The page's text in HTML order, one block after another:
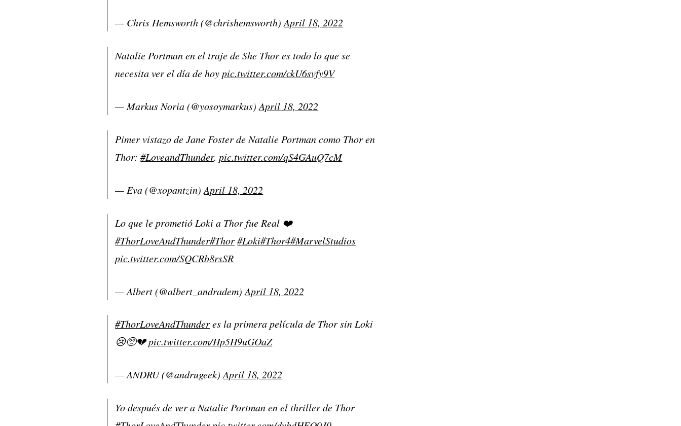
— Chris Hemsworth (@chrishemsworth)April 18, 2022
Natalie Portman en el traje de She Thor es todo lo que se
necesita ver el día de hoypic.twitter.com/ckU6svfy9V
— Markus Noria (@yosoymarkus)April 18, 2022
Pimer vistazo de Jane Foster de Natalie Portman como Thor en
Thor:#LoveandThunder.pic.twitter.com/qS4GAuQ7cM
— Eva (@xopantzin)April 18, 2022
Lo que le prometió Loki a Thor fue Real ❤️
#ThorLoveAndThunder#Thor #Loki#Thor4#MarvelStudios
pic.twitter.com/SQCRb8rsSR
— Albert (@albert_andradem)April 18, 2022
#ThorLoveAndThunderes la primera película de Thor sin Loki
😢🥺💔pic.twitter.com/Hp5H9uGOaZ
— ANDRU (@andrugeek)April 18, 2022
Yo después de ver a Natalie Portman en el thriller de Thor